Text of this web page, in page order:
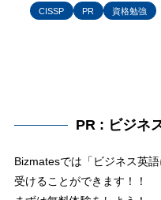
CISSP PR
資格勉強
PR : ビジネ
Bizmatesでは「ビジネス英
受けることができます！！